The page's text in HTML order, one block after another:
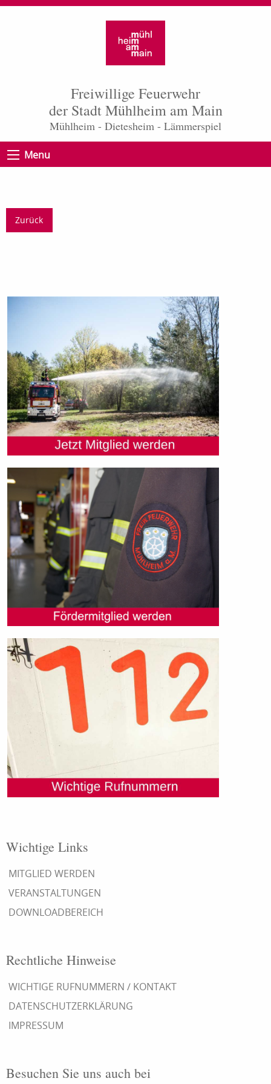
Freiwillige Feuerwehr
der Stadt Mühlheim am Main
Mühlheim - Dietesheim - Lämmerspiel
Menu
Zurück
Wichtige Links
MITGLIED WERDEN
VERANSTALTUNGEN
DOWNLOADBEREICH
Rechtliche Hinweise
WICHTIGE RUFNUMMERN / KONTAKT
DATENSCHUTZERKLÄRUNG
IMPRESSUM
Besuchen Sie uns auch bei